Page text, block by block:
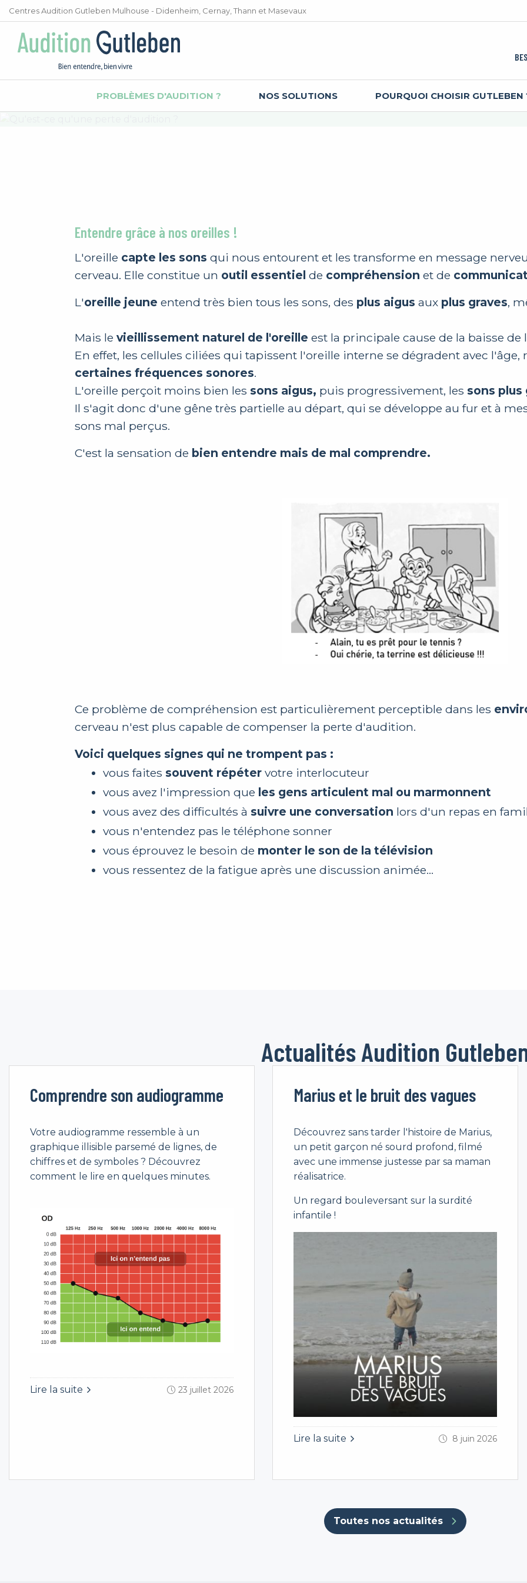
Aller directement à la navigation
Aller directement au contenu
Centres Audition Gutleben Mulhouse - Didenheim, Cernay, Thann et Masevaux
PROBLÈMES D'AUDITION ? NOS SOLUTIONS POURQUOI CHOISIR GUTLEBEN
Qu'est-ce qu'une perte d'audition ?
Entendre grâce à nos oreilles !
L'oreille capte les sons qui nous entourent et les transforme en message
cerveau. Elle constitue un outil essentiel de compréhension et de
L'oreille jeune entend très bien tous les sons, des plus aigus aux plus graves,
Mais le vieillissement naturel de l'oreille est la principale cause de la baisse de
En effet, les cellules ciliées qui tapissent l'oreille interne se dégradent avec
certaines fréquences sonores.
L'oreille perçoit moins bien les sons aigus, puis progressivement, les sons plus
Il s'agit donc d'une gêne très partielle au départ, qui se développe au fur et à
sons mal perçus.
C'est la sensation de bien entendre mais de mal comprendre.
Ce problème de compréhension est particulièrement perceptible dans les
cerveau n'est plus capable de compenser la perte d'audition.
Voici quelques signes qui ne trompent pas :
vous faites souvent répéter votre interlocuteur
vous avez l'impression que les gens articulent mal ou marmonnent
vous avez des difficultés à suivre une conversation lors d'un repas en
vous n'entendez pas le téléphone sonner
vous éprouvez le besoin de monter le son de la télévision
vous ressentez de la fatigue après une discussion animée...
Actualités Audition
Comprendre son audiogramme
Votre audiogramme ressemble à un
graphique illisible parsemé de lignes, de
chiffres et de symboles ? Découvrez
comment le lire en quelques minutes.
Lire la suite 23 juillet 2026
Marius et le bruit des vagues
Découvrez sans tarder l'histoire de Marius,
un petit garçon né sourd profond, filmé
avec une immense justesse par sa maman
réalisatrice.
Un regard bouleversant sur la surdité
infantile !
Lire la suite 8 juin 2026
Toutes nos actualités